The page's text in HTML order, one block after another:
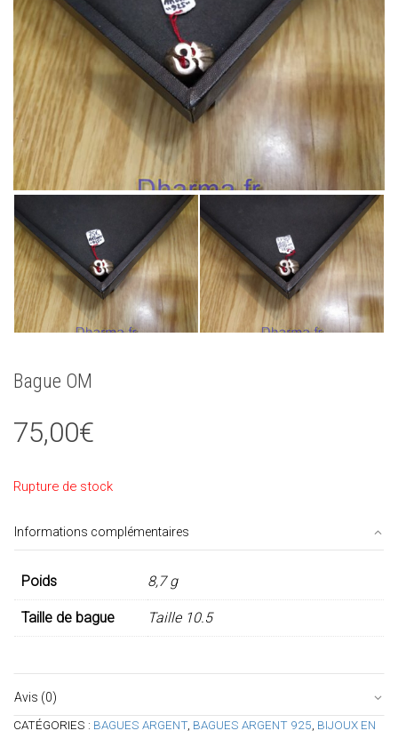
Bague OM
75,00€
Rupture de stock
Informations complémentaires
Poids 8,7 g
Taille de bague Taille 10.5
Avis (0)
CATÉGORIES : BAGUES ARGENT, BAGUES ARGENT 925 BIJOUX EN